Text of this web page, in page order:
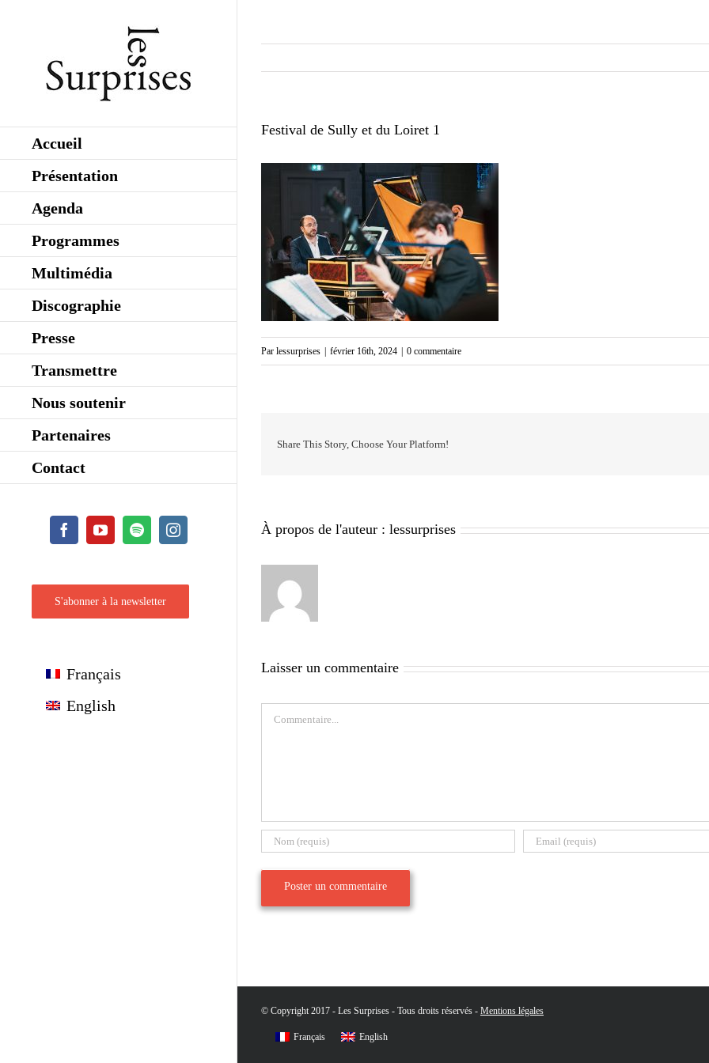
Accueil
Présentation
Agenda
Programmes
Multimédia
Discographie
Presse
Transmettre
Nous soutenir
Partenaires
Contact
FacebookYouTubeSpotifyInstagram
S'abonner à la newsletter
Français
English
Festival de Sully et du Loiret 1
Par lessurprises février 16th, 2024 0 commentaire
Share This Story, Choose Your Platform!
À propos de l'auteur : lessurprises
Laisser un commentaire
Commentaire
© Copyright 2017 - Les Surprises - Tous droits réservés - Mentions légales
Français English